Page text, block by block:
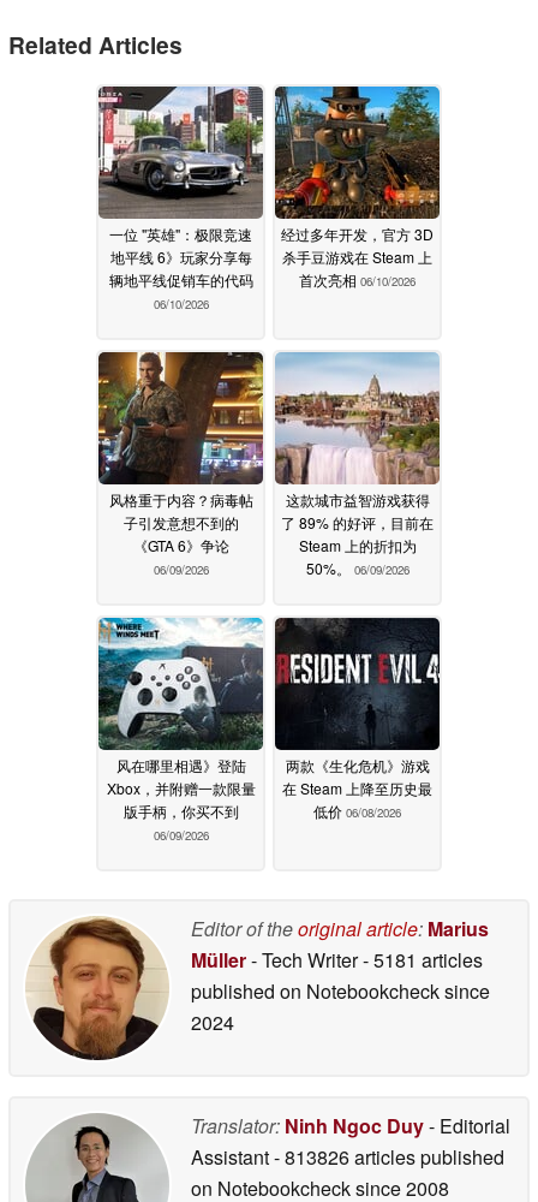
Related Articles
一位 "英雄"：极限竞速
地平线 6》玩家分享每
辆地平线促销车的代码
06/10/2026
经过多年开发，官方 3D
杀手豆游戏在 Steam 上
首次亮相 06/10/2026
风格重于内容？病毒帖
子引发意想不到的
《GTA 6》争论
06/09/2026
这款城市益智游戏获得
了 89% 的好评，目前在
Steam 上的折扣为
50%。
06/09/2026
风在哪里相遇》登陆
Xbox，并附赠一款限量
版手柄，你买不到
06/09/2026
两款《生化危机》游戏
在 Steam 上降至历史最
低价 06/08/2026
Editor of theoriginal article: Marius
Müller- Tech Writer- 5181 articles
published on Notebookchecksince
2024
Translator: Ninh Ngoc Duy- Editorial
Assistant- 813826 articles published
on Notebookchecksince 2008